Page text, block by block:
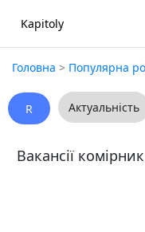
Kapitoly
Головна > Популярна
R Актуальність
Вакансії комірник